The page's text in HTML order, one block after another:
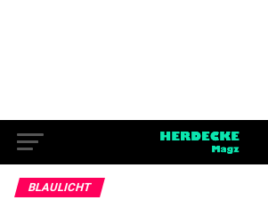
BLAULICHT